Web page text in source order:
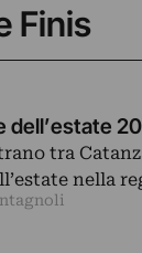
Finis
dell’estate
tra
nella